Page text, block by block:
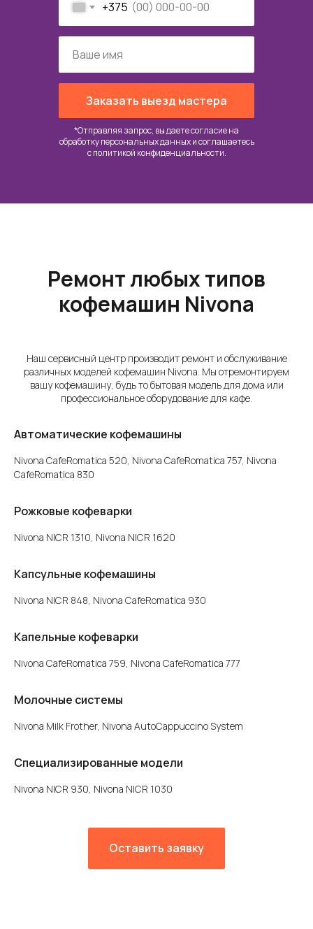
*Отправляя запрос, вы даете согласие на
обработку персональных данных и соглашаетесь
cполитикой конфиденциальности.
+375
Заказать выезд мастера
Ремонт любых типов
кофемашин Nivona
Наш сервисный центр производит ремонт и обслуживание
различных моделей кофемашин Nivona. Мы отремонтируем
вашу кофемашину, будь то бытовая модель для дома или
профессиональное оборудование для кафе.
Автоматические кофемашины
Nivona CafeRomatica 520, Nivona CafeRomatica 757, Nivona
CafeRomatica 830
Рожковые кофеварки
Nivona NICR 1310, Nivona NICR 1620
Капсульные кофемашины
Nivona NICR 848, Nivona CafeRomatica 930
Капельные кофеварки
Nivona CafeRomatica 759, Nivona CafeRomatica 777
Молочные системы
Nivona Milk Frother, Nivona AutoCappuccino System
Специализированные модели
Nivona NICR 930, Nivona NICR 1030
Оставить заявку